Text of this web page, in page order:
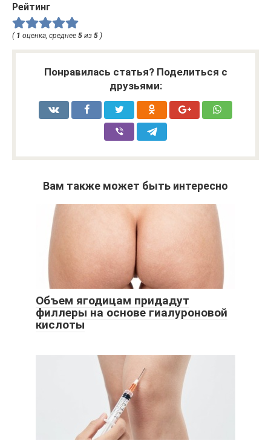
Рейтинг
( 1 оценка, среднее 5 из 5 )
Понравилась статья? Поделиться с
друзьями:
Вам также может быть интересно
Объем ягодицам придадут
филлеры на основе гиалуроновой
кислоты